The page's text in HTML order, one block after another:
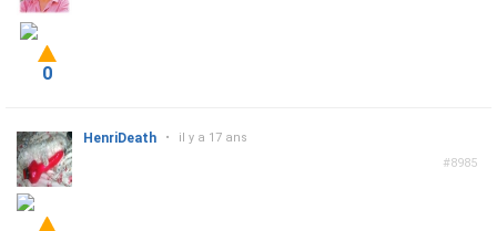
0
#8985
HenriDeath • il y a 17 ans